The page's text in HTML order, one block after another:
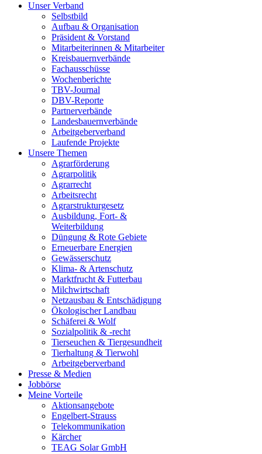
Unser Verband
Selbstbild
Aufbau & Organisation
Präsident & Vorstand
Mitarbeiterinnen & Mitarbeiter
Kreisbauernverbände
Fachausschüsse
Wochenberichte
TBV-Journal
DBV-Reporte
Partnerverbände
Landesbauernverbände
Arbeitgeberverband
Laufende Projekte
Unsere Themen
Agrarförderung
Agrarpolitik
Agrarrecht
Arbeitsrecht
Agrarstrukturgesetz
Ausbildung, Fort- &
Weiterbildung
Düngung & Rote Gebiete
Erneuerbare Energien
Gewässerschutz
Klima- & Artenschutz
Marktfrucht & Futterbau
Milchwirtschaft
Netzausbau & Entschädigung
Ökologischer Landbau
Schäferei & Wolf
Sozialpolitik & -recht
Tierseuchen & Tiergesundheit
Tierhaltung & Tierwohl
Arbeitgeberverband
Presse & Medien
Jobbörse
Meine Vorteile
Aktionsangebote
Engelbert-Strauss
Telekommunikation
Kärcher
TEAG Solar GmbH